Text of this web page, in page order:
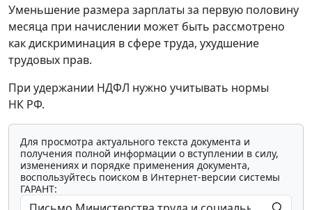
Уменьшение размера зарплаты за первую половину
месяца при начислении может быть рассмотрено
как дискриминация в сфере труда, ухудшение
трудовых прав.
При удержании НДФЛ нужно учитывать нормы
НК РФ.
Для просмотра актуального текста документа и
получения полной информации о вступлении в силу,
изменениях и порядке применения документа,
воспользуйтесь поиском в Интернет-версии системы
ГАРАНТ: